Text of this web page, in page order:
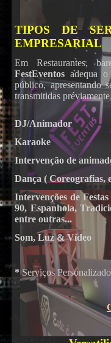
TIPOS DE
EMPRESARIAL
Em Restaurantes,
FestEventos adequa
público, apresentando
transmitidas
DJ/Animador
Karaoke
Intervenção de
Dança ( Coreografias,
Intervenções de
90, Espanhola,
entre outras...
Som, Luz & Vídeo
*Serviços